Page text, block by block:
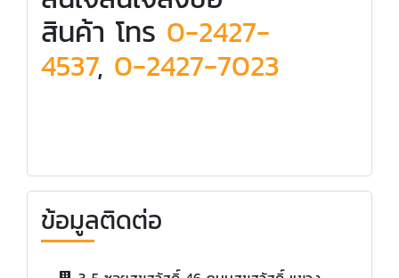
สินค้า โทร 0-2427-
4537, 0-2427-7023
ข้อมูลติดต่อ